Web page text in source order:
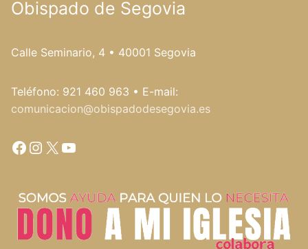
Obispado de Segovia
Calle Seminario, 4 • 40001 Segovia
Teléfono: 921 460 963 • E-mail:
comunicacion@obispadodesegovia.es
Facebook
Instagram
X YouTube